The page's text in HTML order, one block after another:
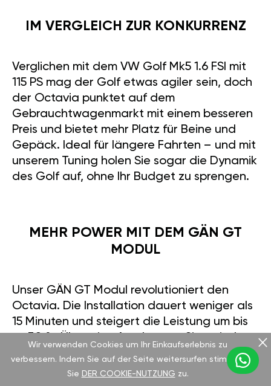
IM VERGLEICH ZUR KONKURRENZ
Verglichen mit dem VW Golf Mk5 1.6 FSI mit
115 PS mag der Golf etwas agiler sein, doch
der Octavia punktet auf dem
Gebrauchtwagenmarkt mit einem besseren
Preis und bietet mehr Platz für Beine und
Gepäck. Ideal für längere Fahrten – und mit
unserem Tuning holen Sie sogar die Dynamik
des Golf auf, ohne Ihr Budget zu sprengen.
MEHR POWER MIT DEM GÄN GT
MODUL
Unser GÄN GT Modul revolutioniert den
Octavia. Die Installation dauert weniger als
15 Minuten und steigert die Leistung um bis
Sportmodus für mehr Fahrspaß und Eco-
Modus für bis zu 15 % Kraftstoffeinsparung
Wir verwenden Cookies um Ihr Einkaufserlebnis zu
verbessern. Indem Sie auf der Seite weitersurfen stimmen
Sie DER COOKIE-NUTZUNG zu.